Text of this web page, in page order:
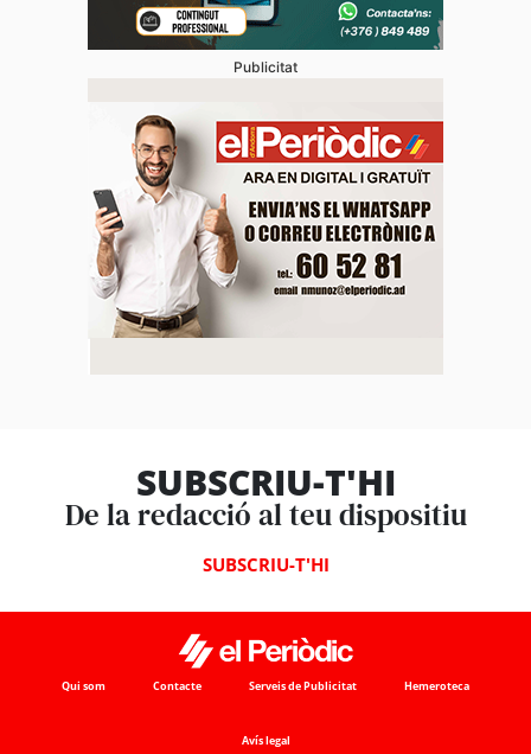
Publicitat
SUBSCRIU-T'HI
De la redacció al teu dispositiu
SUBSCRIU-T'HI
Qui som Contacte Serveis de Publicitat Hemeroteca
Avís legal